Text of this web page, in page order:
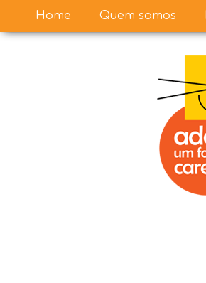
Home Quem somos